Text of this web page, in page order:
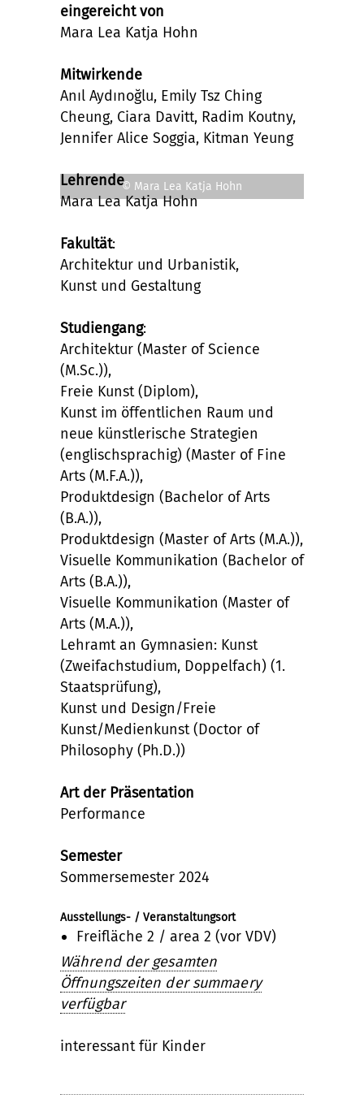
© Mara Lea Katja Hohn
eingereicht von
Mara Lea Katja Hohn
Mitwirkende
Anıl Aydınoğlu, Emily Tsz Ching
Cheung, Ciara Davitt, Radim Koutny,
Jennifer Alice Soggia, Kitman Yeung
Lehrende
Mara Lea Katja Hohn
Fakultät:
Architektur und Urbanistik,
Kunst und Gestaltung
Studiengang:
Architektur (Master of Science
(M.Sc.)),
Freie Kunst (Diplom),
Kunst im öffentlichen Raum und
neue künstlerische Strategien
(englischsprachig) (Master of Fine
Arts (M.F.A.)),
Produktdesign (Bachelor of Arts
(B.A.)),
Produktdesign (Master of Arts (M.A.)),
Visuelle Kommunikation (Bachelor of
Arts (B.A.)),
Visuelle Kommunikation (Master of
Arts (M.A.)),
Lehramt an Gymnasien: Kunst
(Zweifachstudium, Doppelfach) (1.
Staatsprüfung),
Kunst und Design/Freie
Kunst/Medienkunst (Doctor of
Philosophy (Ph.D.))
Art der Präsentation
Performance
Semester
Sommersemester 2024
Ausstellungs- / Veranstaltungsort
Freifläche 2 / area 2 (vor VDV)
Während der gesamten
Öffnungszeiten der summaery
verfügbar
interessant für Kinder